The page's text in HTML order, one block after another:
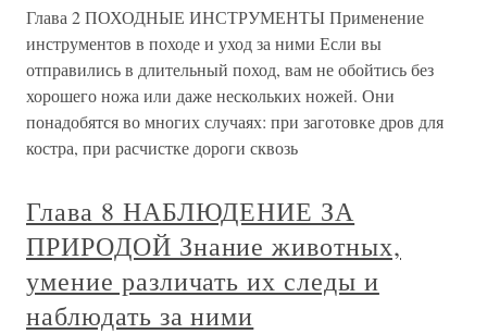
Глава 2 ПОХОДНЫЕ ИНСТРУМЕНТЫ Применение
инструментов в походе и уход за ними Если вы
отправились в длительный поход, вам не обойтись без
хорошего ножа или даже нескольких ножей. Они
понадобятся во многих случаях: при заготовке дров для
костра, при расчистке дороги сквозь
Глава 8 НАБЛЮДЕНИЕ ЗА
ПРИРОДОЙ Знание животных,
умение различать их следы и
наблюдать за ними